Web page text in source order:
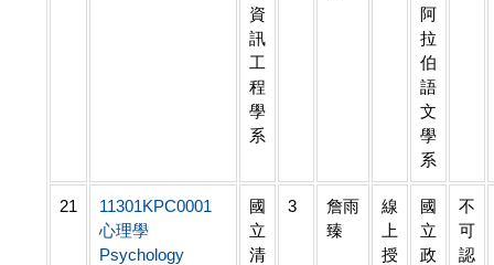
資
訊
工
程
學
系
阿
拉
伯
語
文
學
系
21
11301KPC0001
心理學
Psychology
國
立
清
3
詹雨
臻
線
上
授
國
立
政
不
可
認